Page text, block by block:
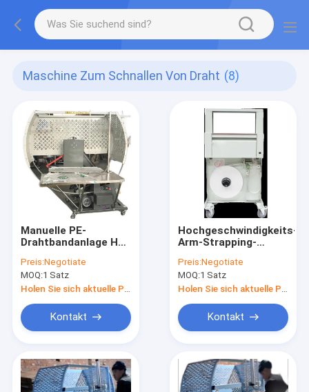
Maschine Zum Schnallen Von Draht (8)
Manuelle PE-
Drahtbandanlage HL-
Farbe
Preis:Negotiate
MOQ:1 Satz
Kontakt
Hochgeschwindigkeits-
Arm-Strapping-
ST410-30H
410×200mm
Preis:Negotiate
MOQ:1 Satz
Kontakt